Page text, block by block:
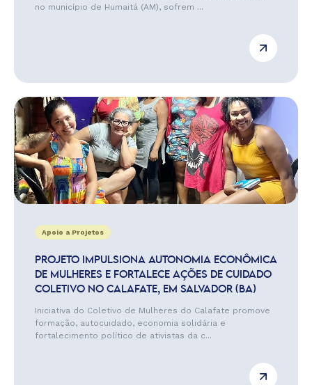
no município de Humaitá (AM), sofrem ...
Apoio a Projetos
PROJETO IMPULSIONA AUTONOMIA ECONÔMICA
DE MULHERES E FORTALECE AÇÕES DE CUIDADO
COLETIVO NO CALAFATE, EM SALVADOR (BA)
Iniciativa do Coletivo de Mulheres do Calafate promove
formação, autocuidado, economia solidária e
fortalecimento político de ativistas da c...